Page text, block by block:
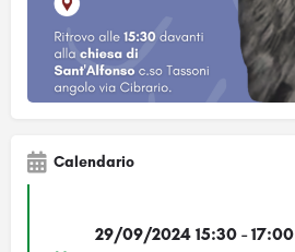
Calendario
29/09/2024 15:30 - 17:00